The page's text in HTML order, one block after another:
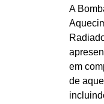
A
em
de